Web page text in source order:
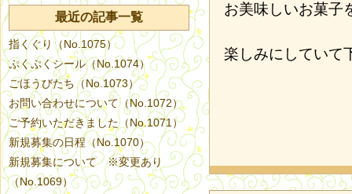
お美味しいお菓子
楽しみにしていて
最近の記事一覧
指くぐり（No.1075）
ぷくぷくシール（No.1074）
ごほうびたち（No.1073）
お問い合わせについて（No.1072）
ご予約いただきました（No.1071）
新規募集の日程（No.1070）
新規募集について ※変更あり
（No.1069）